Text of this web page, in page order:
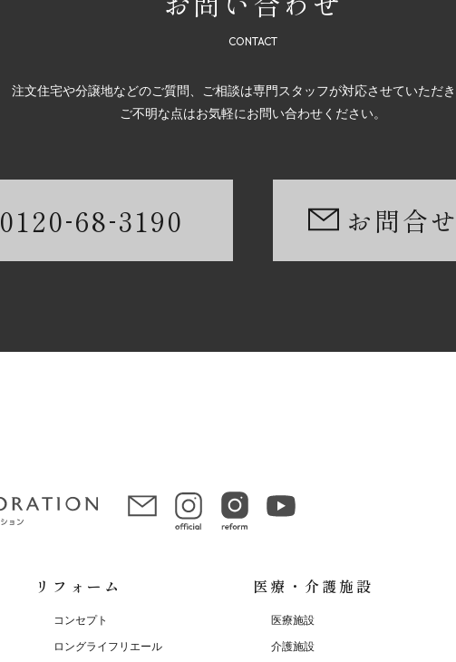
注文住宅や分譲地などのご質問、ご相談は専門スタッフが対応させていただき
ご不明な点はお気軽にお問い合わせください。
0120-68-3190 お問合
リフォーム
コンセプト
ロングライフリエール
医療・介護施設
医療施設
介護施設